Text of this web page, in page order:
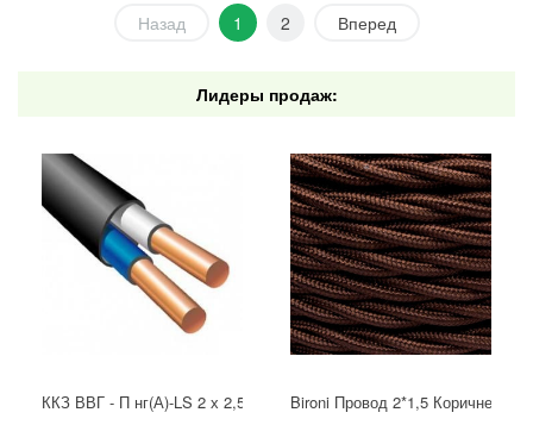
Назад 1 2 Вперед
Лидеры продаж:
ККЗ ВВГ - П нг(А)-LS 2 х 2,5 ГОСТ Bironi Провод 2*1,5 Коричневый